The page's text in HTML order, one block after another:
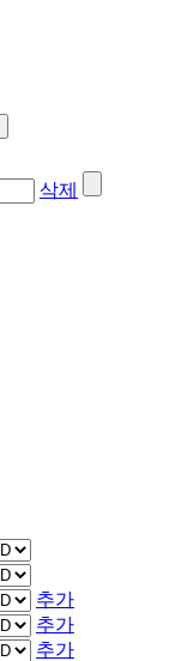
삭제
추가
추가
추가